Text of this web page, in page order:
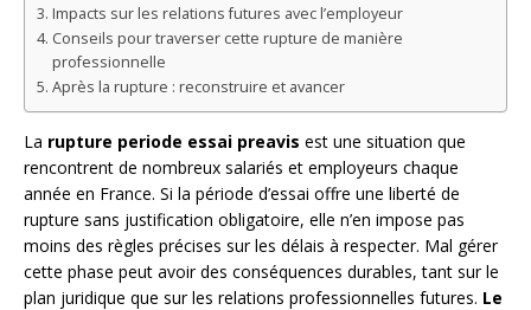
Impacts sur les relations futures avec l’employeur
Conseils pour traverser cette rupture de manière
professionnelle
Après la rupture : reconstruire et avancer
La rupture periode essai preavis est une situation que
rencontrent de nombreux salariés et employeurs chaque
année en France. Si la période d’essai offre une liberté de
rupture sans justification obligatoire, elle n’en impose pas
moins des règles précises sur les délais à respecter. Mal gérer
cette phase peut avoir des conséquences durables, tant sur le
plan juridique que sur les relations professionnelles futures. Le